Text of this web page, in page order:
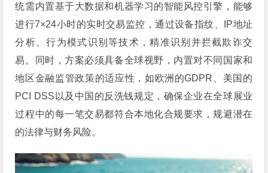
统需内置基于大数据和机器学习的智能风控引擎，能够
进行7×24小时的实时交易监控，通过设备指纹、IP地址
分析、行为模式识别等技术，精准识别并拦截欺诈交
易。同时，方案必须具备全球视野，内置对不同国家和
地区金融监管政策的适应性，如欧洲的GDPR、美国的
PCI DSS以及中国的反洗钱规定，确保企业在全球展业
过程中的每一笔交易都符合本地化合规要求，规避潜在
的法律与财务风险。